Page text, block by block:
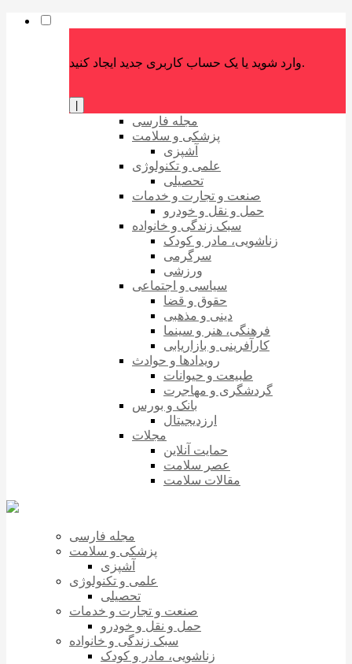
وارد شوید یا یک حساب کاربری جدید ایجاد کنید.
مجله فارسی
پزشکی و سلامت
آشپزی
علمی و تکنولوژی
تحصیلی
صنعت و تجارت و خدمات
حمل و نقل و خودرو
سبک زندگی و خانواده
زناشویی، مادر و کودک
سرگرمی
ورزشی
سیاسی و اجتماعی
حقوق و قضا
دینی و مذهبی
فرهنگی، هنر و سینما
کارآفرینی و بازاریابی
رویدادها و حوادث
طبیعت و حیوانات
گردشگری و مهاجرت
بانک و بورس
ارزدیجیتال
مجلات
حمایت آنلاین
عصر سلامت
مقالات سلامت
مجله فارسی
پزشکی و سلامت
آشپزی
علمی و تکنولوژی
تحصیلی
صنعت و تجارت و خدمات
حمل و نقل و خودرو
سبک زندگی و خانواده
زناشویی، مادر و کودک